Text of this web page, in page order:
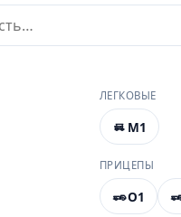
ЛЕГКОВЫЕ
M1
ПРИЦЕПЫ
O1